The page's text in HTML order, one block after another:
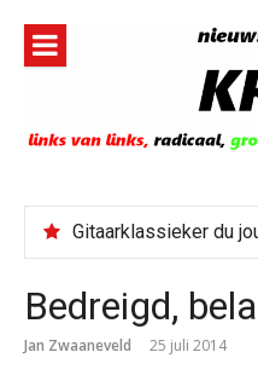
inhoud
Bedreigd,
Jan Zwaaneveld 25 juli 2014